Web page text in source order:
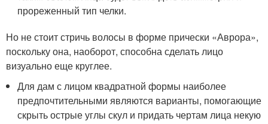
прореженный тип челки.
Но не стоит стричь волосы в форме прически «Аврора»,
поскольку она, наоборот, способна сделать лицо
визуально еще круглее.
Для дам с лицом квадратной формы наиболее
предпочтительными являются варианты, помогающие
скрыть острые углы скул и придать чертам лица некую